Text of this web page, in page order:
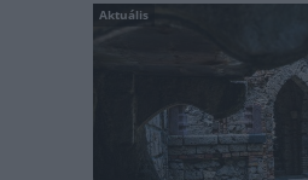
Aktuális